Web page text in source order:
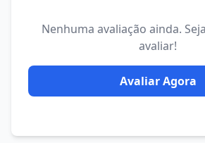
Nenhuma avaliação ainda.
avaliar!
Avaliar Agora